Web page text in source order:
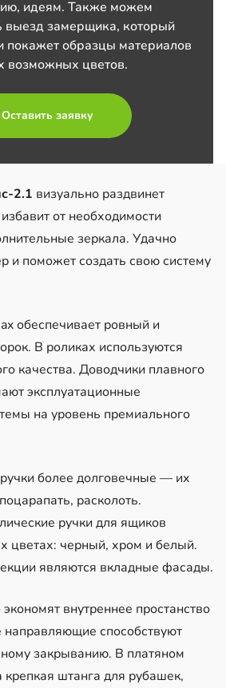
идеям. Также можем
выезд замерщика, который
покажет образцы материалов
возможных цветов.
Оставить заявку
2.1 визуально раздвинет
от необходимости
зеркала. Удачно
и поможет создать свою систему
обеспечивает ровный и
В роликах используются
качества. Доводчики плавного
эксплуатационные
на уровень премиального
более долговечные — их
расколоть.
ручки для ящиков
цветах: черный, хром и белый.
являются вкладные фасады.
внутреннее простанство
способствуют
закрыванию. В платяном
крепкая штанга для рубашек,